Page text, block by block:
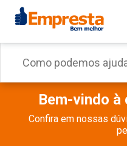
Bem-vindo à
Confira em nossas